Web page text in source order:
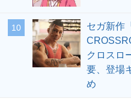
10
セガ新作
クロスロ
要、登場
め